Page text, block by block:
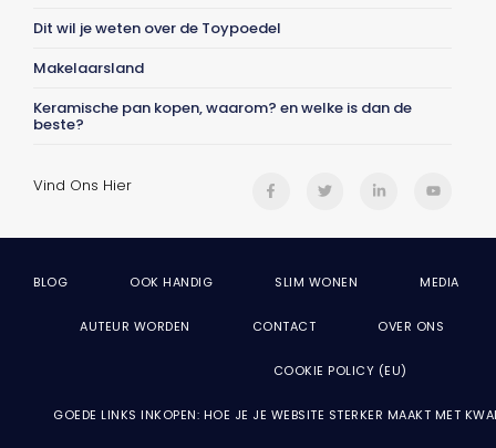
Dit wil je weten over de Toypoedel
Makelaarsland
Keramische pan kopen, waarom? en welke is dan de
beste?
Vind Ons Hier
BLOG OOK HANDIG SLIM WONEN MEDIA
AUTEUR WORDEN CONTACT OVER ONS
COOKIE POLICY (EU)
GOEDE LINKS INKOPEN: HOE JE JE WEBSITE STERKER MAAKT MET